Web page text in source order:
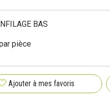
BAS
pièce
Ajouter à mes favoris